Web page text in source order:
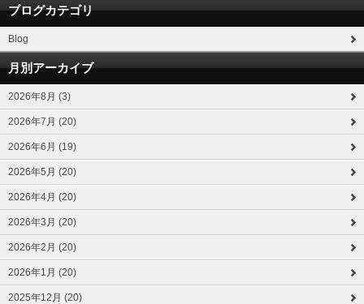
ブログカテゴリ
Blog
月別アーカイブ
2026年8月 (3)
2026年7月 (20)
2026年6月 (19)
2026年5月 (20)
2026年4月 (20)
2026年3月 (20)
2026年2月 (20)
2026年1月 (20)
2025年12月 (20)